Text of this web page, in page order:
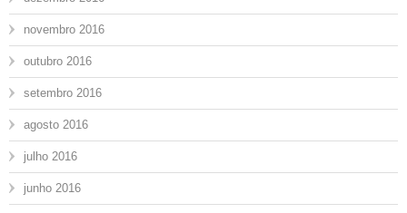
novembro 2016
outubro 2016
setembro 2016
agosto 2016
julho 2016
junho 2016